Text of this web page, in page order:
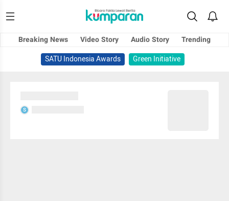
Breaking News Video Story Audio Story
Trending
SATU Indonesia Awards
Green Initiative
S